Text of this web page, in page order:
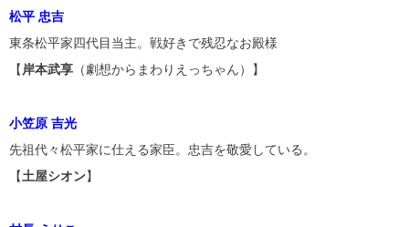
松平 忠吉
東条松平家四代目当主。戦好きで残忍なお殿様
【岸本武享 （劇想からまわりえっちゃん）】
小笠原 吉光
先祖代々松平家に仕える家臣。忠吉を敬愛している。
【土屋シオン】